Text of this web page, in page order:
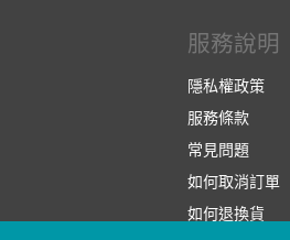
服務說明
隱私權政策
服務條款
常見問題
如何取消訂單
如何退換貨